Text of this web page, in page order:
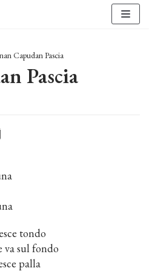
Capudan Pascia
Pascia
tondo
va sul fondo
palla